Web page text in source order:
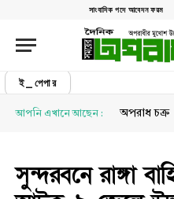
সাংবাদিক পদে আবেদন ফরম
ই_পেপার
আপনি এখানে আছেন : অপরাধ চক্র
সুন্দরবনে রাঙ্গা